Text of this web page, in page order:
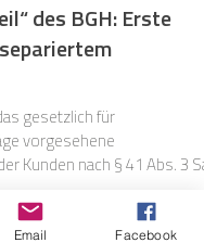
des BGH: Erste
gesetzlich für
vorgesehene
Kunden nach § 41 Abs. 3
Email Facebook